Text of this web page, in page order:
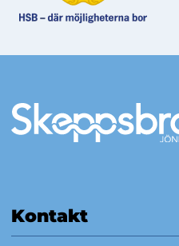
Kontakt